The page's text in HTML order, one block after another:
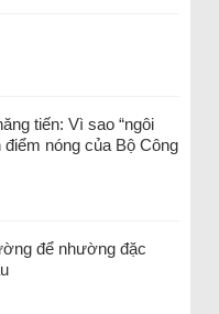
tiến: Vì sao “ngôi
nóng của Bộ Công
để nhường đặc